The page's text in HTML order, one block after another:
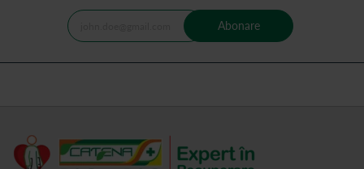
Abonare